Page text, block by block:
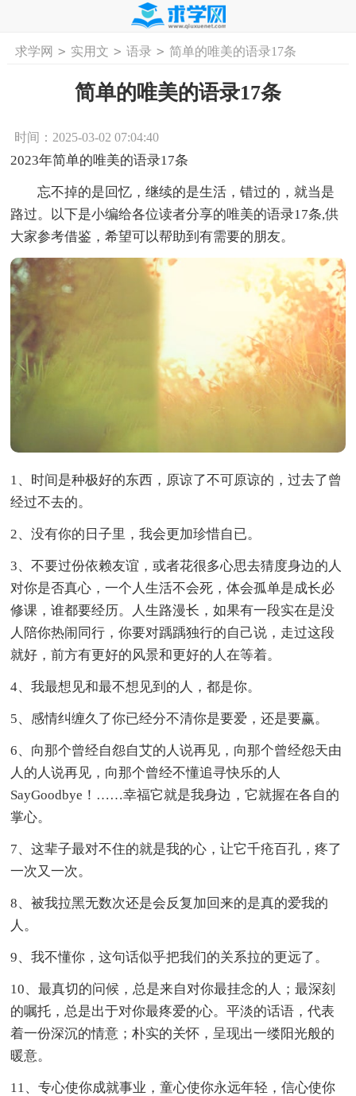
首页 工作计划 活动计划 学习计划
求学网 > 实用文 > 语录 > 简单的唯美的语录17条
简单的唯美的语录17条
时间：2025-03-02 07:04:40
2023年简单的唯美的语录17条
忘不掉的是回忆，继续的是生活，错过的，就当是
路过。以下是小编给各位读者分享的唯美的语录17条,供
大家参考借鉴，希望可以帮助到有需要的朋友。
1、时间是种极好的东西，原谅了不可原谅的，过去了曾
经过不去的。
2、没有你的日子里，我会更加珍惜自已。
3、不要过份依赖友谊，或者花很多心思去猜度身边的人
对你是否真心，一个人生活不会死，体会孤单是成长必
修课，谁都要经历。人生路漫长，如果有一段实在是没
人陪你热闹同行，你要对踽踽独行的自己说，走过这段
就好，前方有更好的风景和更好的人在等着。
4、我最想见和最不想见到的人，都是你。
5、感情纠缠久了你已经分不清你是要爱，还是要赢。
6、向那个曾经自怨自艾的人说再见，向那个曾经怨天由
人的人说再见，向那个曾经不懂追寻快乐的人
SayGoodbye！……幸福它就是我身边，它就握在各自的
掌心。
7、这辈子最对不住的就是我的心，让它千疮百孔，疼了
一次又一次。
8、被我拉黑无数次还是会反复加回来的是真的爱我的
人。
9、我不懂你，这句话似乎把我们的关系拉的更远了。
10、最真切的问候，总是来自对你最挂念的人；最深刻
的嘱托，总是出于对你最疼爱的心。平淡的话语，代表
着一份深沉的情意；朴实的关怀，呈现出一缕阳光般的
暖意。
11、专心使你成就事业，童心使你永远年轻，信心使你